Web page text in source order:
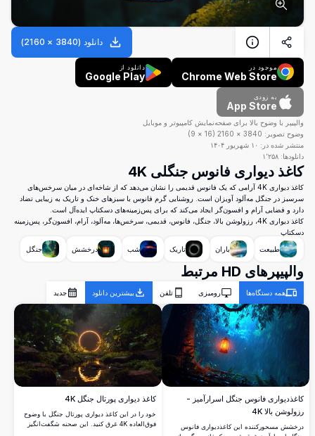
دانلود (
3840
×
2160
)
موجود در
Chrome Web Store
دانلود از
Google Play
به زودی
App Store
والپیپر با وضوح بالا برای صفحه‌نمایش کامپیوتر و موبایل
وضوح تصویر: 3840
×
2160
(
16
×
9
)
منتشر شده در: ۱۰ شهریور ۱۴۰۴
دانلودها: ۱٬۲۵۸
کاغذ دیواری فانوس جنگلی 4K
کاغذ دیواری 4K آرامی که یک فانوس قدیمی را نشان می‌دهد که از شاخه‌ای در میان سرخس‌های
سرسبز در جنگل مه‌آلود آویزان است. روشنایی گرم فانوس با سبزهای خنک و تاریک به زیبایی تضاد
دارد و فضایی آرام و افسون‌گر ایجاد می‌کند که برای پس‌زمینه‌های دسکتاپ ایده‌آل است.
کاغذ دیواری 4K، رزولوشن بالا، جنگل، فانوس، قدیمی، سرخس‌ها، مه‌آلود، آرام، افسون‌گر، پس‌زمینه
دسکتاپ
طبیعت
باران تاریک شب درخشش جنگل
والپیپرهای HD مرتبط
همه دستگاه‌ها رومیزی تلفن بیشترین دانلود جدید
کاغذدیواری فانوس جنگل اسرارآمیز -
رزولوشن بالا 4K
درخشش مسحورکننده این کاغذدیواری فانوس
کاغذ دیواری پورتال جنگل 4K
خود را در این کاغذ دیواری پورتال جنگل با وضوح
فوق‌العاده 4K غرق کنید. این صحنه شگفت‌انگیز